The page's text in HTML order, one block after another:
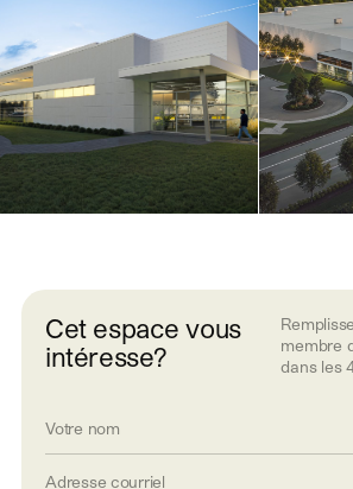
Cet espace vous
intéresse?
membre
dans les